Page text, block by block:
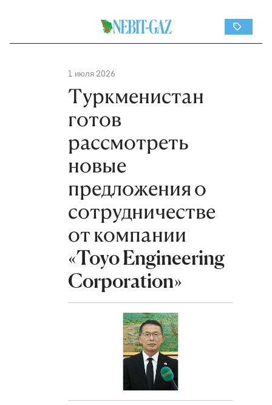
1 июля 2026
Туркменистан
готов
рассмотреть
новые
предложения о
сотрудничестве
от компании
«Toyo Engineering
Corporation»